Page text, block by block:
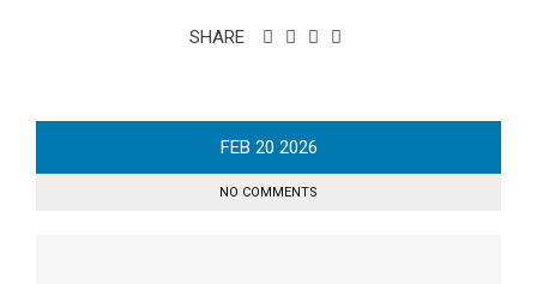
SHARE
FEB 20 2026
NO COMMENTS